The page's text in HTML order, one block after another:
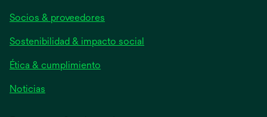
en
una
pestaña
nueva
Socios & proveedores
Sostenibilidad & impacto social
Ética & cumplimiento
Noticias